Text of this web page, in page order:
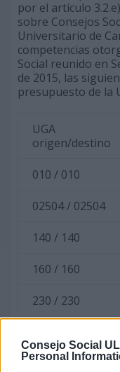
Consejo Social
Personal
por el artículo
sobre Consejos
Universitario de
competencias
Social reunido en
de 2015, las
presupuesto de la
UGA
origen/destino
010 / 010
02504 / 02504
140 / 140
160 / 160
230 / 230
281 / 281